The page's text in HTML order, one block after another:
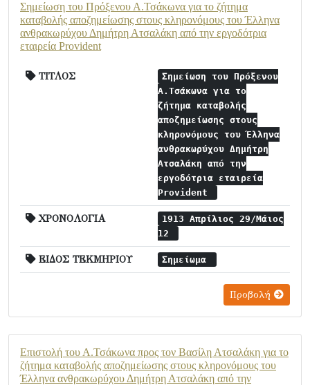
Σημείωση του Πρόξενου Α.Τσάκωνα για το ζήτημα
καταβολής αποζημείωσης στους κληρονόμους του Έλληνα
ανθρακωρύχου Δημήτρη Ατσαλάκη από την εργοδότρια
εταιρεία Provident
ΤΙΤΛΟΣ
Σημείωση του Πρόξενου
Α.Τσάκωνα για το
ζήτημα καταβολής
αποζημείωσης στους
κληρονόμους του Έλληνα
ανθρακωρύχου Δημήτρη
Ατσαλάκη από την
εργοδότρια εταιρεία
Provident
ΧΡΟΝΟΛΟΓΙΑ
1913 Απρίλιος 29/Μάιος
12
ΕΙΔΟΣ ΤΕΚΜΗΡΙΟΥ Σημείωμα
Προβολή
Επιστολή του Α.Τσάκωνα προς τον Βασίλη Ατσαλάκη για το
ζήτημα καταβολής αποζημείωσης στους κληρονόμους του
Έλληνα ανθρακωρύχου Δημήτρη Ατσαλάκη από την